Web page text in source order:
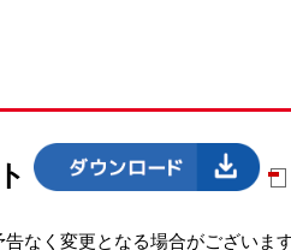
なく変更となる場合がございま